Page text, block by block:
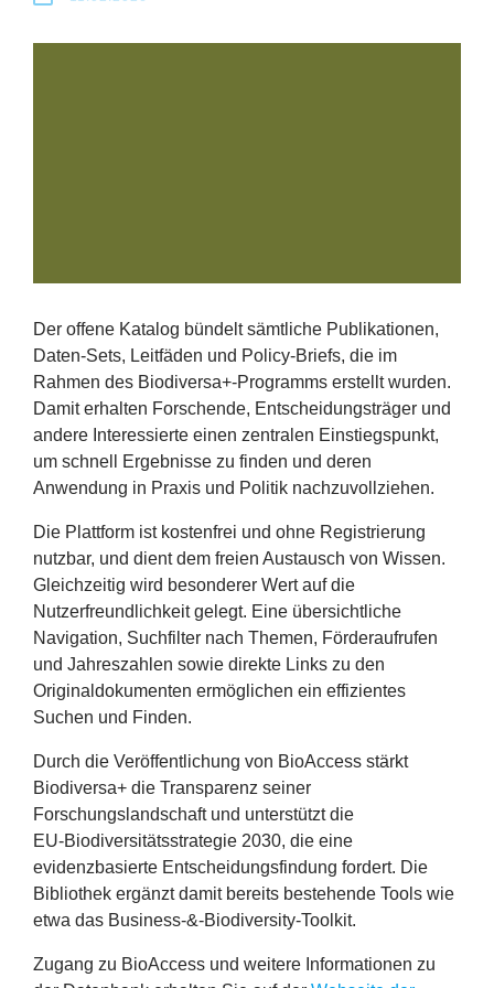
Erfolge
Der offene Katalog bündelt sämtliche Publikationen,
Daten‑Sets, Leitfäden und Policy‑Briefs, die im
Rahmen des Biodiversa+‑Programms erstellt wurden.
Damit erhalten Forschende, Entscheidungsträger und
andere Interessierte einen zentralen Einstiegspunkt,
um schnell Ergebnisse zu finden und deren
Anwendung in Praxis und Politik nachzuvollziehen.
Die Plattform ist kostenfrei und ohne Registrierung
nutzbar, und dient dem freien Austausch von Wissen.
Gleichzeitig wird besonderer Wert auf die
Nutzerfreundlichkeit gelegt. Eine übersichtliche
Navigation, Suchfilter nach Themen, Förderaufrufen
und Jahreszahlen sowie direkte Links zu den
Originaldokumenten ermöglichen ein effizientes
Suchen und Finden.
Durch die Veröffentlichung von BioAccess stärkt
Biodiversa+ die Transparenz seiner
Forschungslandschaft und unterstützt die
EU‑Biodiversitätsstrategie 2030, die eine
evidenzbasierte Entscheidungsfindung fordert. Die
Bibliothek ergänzt damit bereits bestehende Tools wie
etwa das Business‑&‑Biodiversity‑Toolkit.
Zugang zu BioAccess und weitere Informationen zu